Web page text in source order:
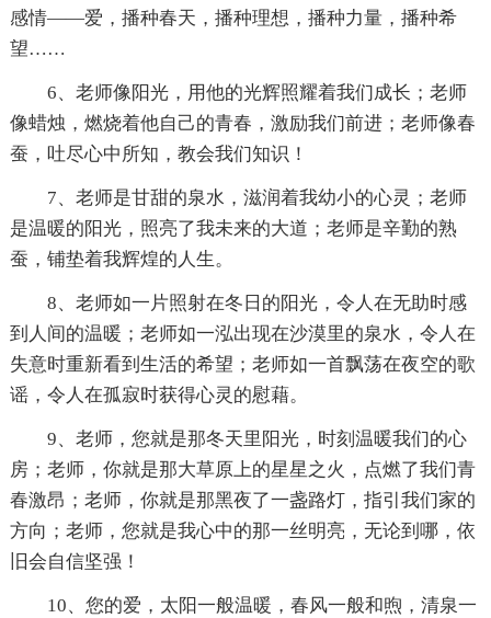
感情——爱，播种春天，播种理想，播种力量，播种希
望……
6、老师像阳光，用他的光辉照耀着我们成长；老师
像蜡烛，燃烧着他自己的青春，激励我们前进；老师像春
蚕，吐尽心中所知，教会我们知识！
7、老师是甘甜的泉水，滋润着我幼小的心灵；老师
是温暖的阳光，照亮了我未来的大道；老师是辛勤的熟
蚕，铺垫着我辉煌的人生。
8、老师如一片照射在冬日的阳光，令人在无助时感
到人间的温暖；老师如一泓出现在沙漠里的泉水，令人在
失意时重新看到生活的希望；老师如一首飘荡在夜空的歌
谣，令人在孤寂时获得心灵的慰藉。
9、老师，您就是那冬天里阳光，时刻温暖我们的心
房；老师，你就是那大草原上的星星之火，点燃了我们青
春激昂；老师，你就是那黑夜了一盏路灯，指引我们家的
方向；老师，您就是我心中的那一丝明亮，无论到哪，依
旧会自信坚强！
10、您的爱，太阳一般温暖，春风一般和煦，清泉一